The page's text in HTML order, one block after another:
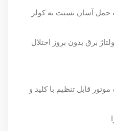
آسان نسبت به کولر
برق بدون بروز اختلال
قابل تنظیم با کلید و